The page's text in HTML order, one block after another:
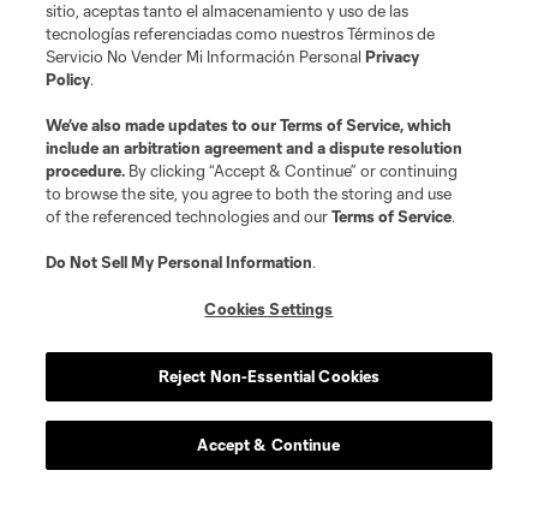
sitio, aceptas tanto el almacenamiento y uso de las
tecnologías referenciadas como nuestros Términos de
Servicio No Vender Mi Información PersonalPrivacy
Policy.
We’ve also made updates to ourTerms of Service, which
include an arbitration agreement and a dispute resolution
procedure. By clicking “Accept & Continue” or continuing
to browse the site, you agree to both the storing and use
of the referenced technologies and ourTerms of Service.
Do Not Sell My Personal Information.
Cookies Settings
Reject Non-Essential Cookies
Accept & Continue